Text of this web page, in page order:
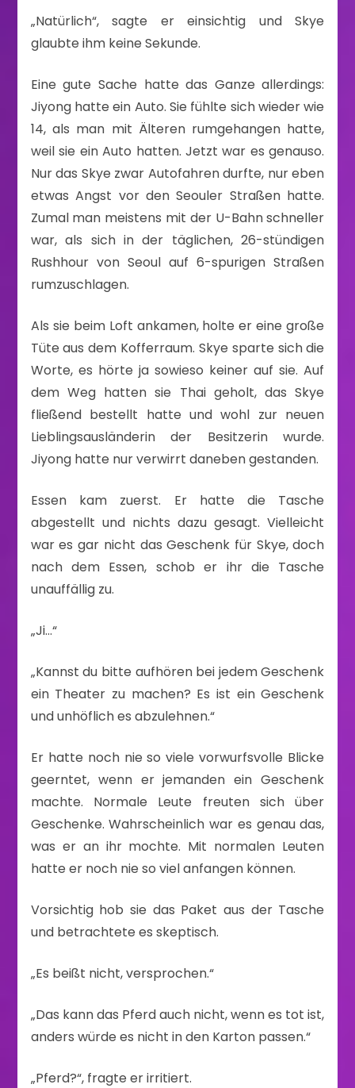
„Natürlich“, sagte er einsichtig und Skye
glaubte ihm keine Sekunde.
Eine gute Sache hatte das Ganze allerdings:
Jiyong hatte ein Auto. Sie fühlte sich wieder wie
14, als man mit Älteren rumgehangen hatte,
weil sie ein Auto hatten. Jetzt war es genauso.
Nur das Skye zwar Autofahren durfte, nur eben
etwas Angst vor den Seouler Straßen hatte.
Zumal man meistens mit der U-Bahn schneller
war, als sich in der täglichen, 26-stündigen
Rushhour von Seoul auf 6-spurigen Straßen
rumzuschlagen.
Als sie beim Loft ankamen, holte er eine große
Tüte aus dem Kofferraum. Skye sparte sich die
Worte, es hörte ja sowieso keiner auf sie. Auf
dem Weg hatten sie Thai geholt, das Skye
fließend bestellt hatte und wohl zur neuen
Lieblingsausländerin der Besitzerin wurde.
Jiyong hatte nur verwirrt daneben gestanden.
Essen kam zuerst. Er hatte die Tasche
abgestellt und nichts dazu gesagt. Vielleicht
war es gar nicht das Geschenk für Skye, doch
nach dem Essen, schob er ihr die Tasche
unauffällig zu.
„Ji…“
„Kannst du bitte aufhören bei jedem Geschenk
ein Theater zu machen? Es ist ein Geschenk
und unhöflich es abzulehnen.“
Er hatte noch nie so viele vorwurfsvolle Blicke
geerntet, wenn er jemanden ein Geschenk
machte. Normale Leute freuten sich über
Geschenke. Wahrscheinlich war es genau das,
was er an ihr mochte. Mit normalen Leuten
hatte er noch nie so viel anfangen können.
Vorsichtig hob sie das Paket aus der Tasche
und betrachtete es skeptisch.
„Es beißt nicht, versprochen.“
„Das kann das Pferd auch nicht, wenn es tot ist,
anders würde es nicht in den Karton passen.“
„Pferd?“, fragte er irritiert.